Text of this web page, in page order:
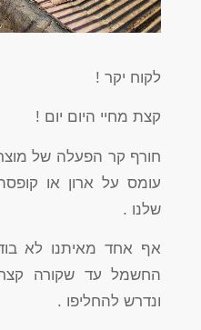
לקוח יקר !
קצת מחיי היום יום !
חורף קר הפעלה של
עומס על ארון או
שלנו .
אף אחד מאיתנו לא
החשמל עד שקורה
ונדרש להחליפו .